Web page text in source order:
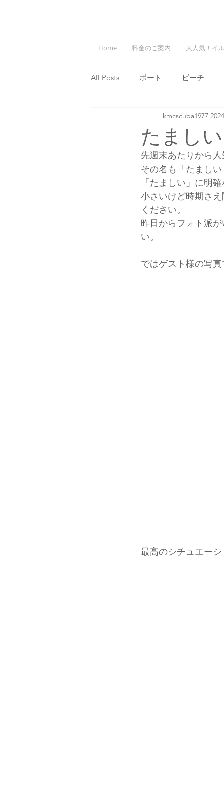
Home 料金のご案内 大人気！イ
All Posts ボート ビーチ
たましい
kmcscuba1977
先週末あたりから
その名も「たまし
「たましい」に明
小さいけど時期さ
ください。
昨日からフォト派
い。
ではゲスト様の写
最高のシチュエー